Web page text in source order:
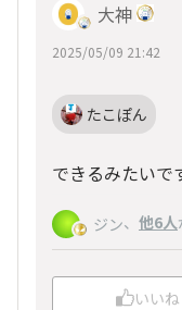
大神
2025/05/09 21:42
たこぽん
できるみたいで
ジン、 他6人
いいね